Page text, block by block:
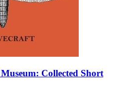
Collected Short